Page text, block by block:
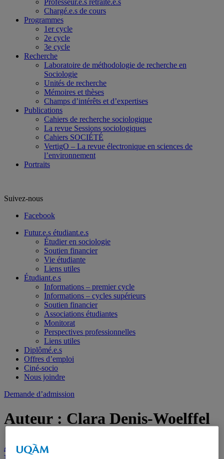
Professeur.e.s retraité.e.s
Chargé.e.s de cours
Programmes
1er cycle
2e cycle
3e cycle
Recherche
Laboratoire de méthodologie de recherche en
Sociologie
Unités de recherche
Mémoires et thèses
Champs d’intérêts et d’expertises
Publications
Cahiers de recherche sociologique
La revue Sessions sociologiques
Cahiers SOCIÉTÉ
VertigO – La revue électronique en sciences de
l’environnement
Portraits
Suivez-nous
Facebook
Futur.e.s étudiant.e.s
Étudier en sociologie
Soutien financier
Vie étudiante
Liens utiles
Étudiant.e.s
Informations – premier cycle
Informations – cycles supérieurs
Soutien financier
Associations étudiantes
Monitorat
Perspectives professionnelles
Liens utiles
Diplômé.e.s
Offres d’emploi
Ciné-socio
Nous joindre
Demande d’admission
Auteur : Clara Denis-Woelffel
Avis de soutenance de thèse : Félix